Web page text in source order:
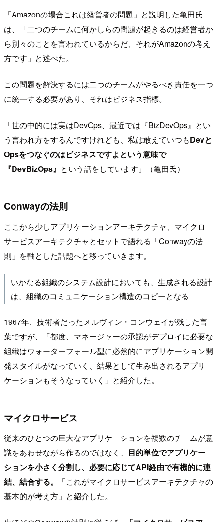
「Amazonの場合これは経営者の問題」と説明した亀田氏
は、「二つのチームに何かしらの問題が起きるのは経営者か
ら別々のことを言われているからだ、それがAmazonの考え
方です」と述べた。
この問題を解決するには二つのチームがやるべき責任を一つ
に統一する必要があり、それはビジネス指標。
「世の中的には実はDevOps、最近では『BizDevOps』とい
う言われ方をするんですけれども、私は敢えていつもDevと
Opsをつなぐのはビジネスですよという意味で
『DevBizOps』 という話をしています」（亀田氏）
Conwayの法則
ここから少しアプリケーションアーキテクチャ、マイクロ
サービスアーキテクチャとセットで語れる「Conwayの法
則」を軸とした話題へと移っていきます。
いかなる組織のシステム設計においても、生成される設計
は、組織のコミュニケーション構造のコピーとなる
1967年、技術者だったメルヴィン・コンウェイが残した言
葉ですが、「都度、マネージャーの承認がデプロイに必要な
組織はウォーターフォール型に必然的にアプリケーション開
発スタイルがなっていく、結果として生み出されるアプリ
ケーションもそうなっていく」と紹介した。
マイクロサービス
従来のひとつの巨大なアプリケーションを複数のチームが意
識をあわせながら作るのではなく、 目的単位でアプリケー
ションを小さく分割し、必要に応じてAPI経由で有機的に連
結、結合する。
「これがマイクロサービスアーキテクチャの
基本的が考え方」と紹介した。